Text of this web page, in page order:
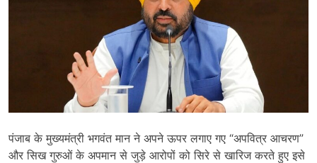
पंजाब के मुख्यमंत्री भगवंत मान ने अपने ऊपर लगाए गए “अपवित्र आचरण”
और सिख गुरुओं के अपमान से जुड़े आरोपों को सिरे से खारिज करते हुए इसे